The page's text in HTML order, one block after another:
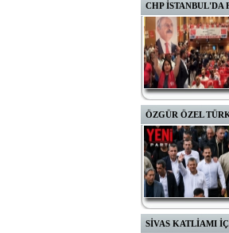
CHP İSTANBUL'DA
lira karşılığında
ÖZGÜR ÖZEL
SİVAS KATLİAMI